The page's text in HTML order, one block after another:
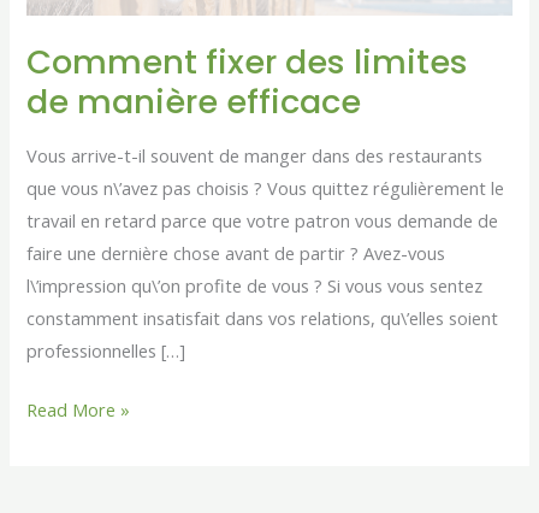
Comment fixer des limites
de manière efficace
Vous arrive-t-il souvent de manger dans des restaurants
que vous n\’avez pas choisis ? Vous quittez régulièrement le
travail en retard parce que votre patron vous demande de
faire une dernière chose avant de partir ? Avez-vous
l\’impression qu\’on profite de vous ? Si vous vous sentez
constamment insatisfait dans vos relations, qu\’elles soient
professionnelles […]
de
efficace
Read More »